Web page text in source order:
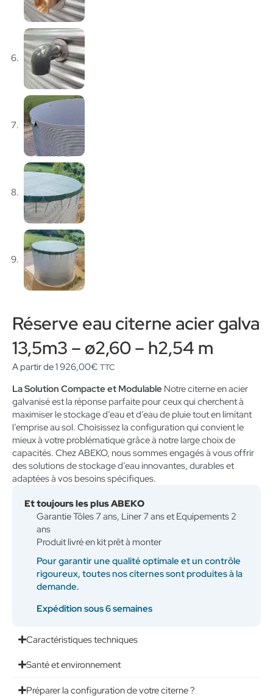
Réserve eau citerne acier galva
13,5m3 – ø2,60 – h2,54 m
A partir de1 926,00€ TTC
La Solution Compacte et Modulable Notre citerne en acier
galvanisé est la réponse parfaite pour ceux qui cherchent à
maximiser le stockage d’eau et d’eau de pluie tout en limitant
l’emprise au sol. Choisissez la configuration qui convient le
mieux à votre problématique grâce à notre large choix de
capacités. Chez ABEKO, nous sommes engagés à vous offrir
des solutions de stockage d’eau innovantes, durables et
adaptées à vos besoins spécifiques.
Et toujours les plus ABEKO
Garantie Tôles 7 ans, Liner 7 ans et Equipements 2
ans
Produit livré en kit prêt à monter
Pour garantir une qualité optimale et un contrôle
rigoureux, toutes nos citernes sont produites à la
demande.
Expédition sous 6 semaines
Caractéristiques techniques
Santé et environnement
Préparer la configuration de votre citerne ?